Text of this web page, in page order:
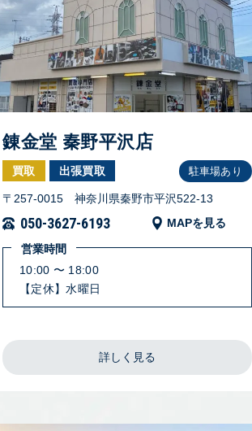
錬金堂 秦野平沢店
買取 出張買取 駐車場あり
〒257-0015 神奈川県秦野市平沢522-13
050-3627-6193
MAPを見る
営業時間
10:00 〜 18:00
【定休】水曜日
詳しく見る